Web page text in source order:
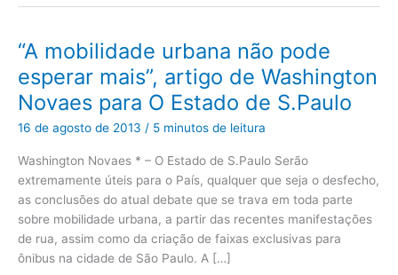
“A mobilidade urbana não pode
esperar mais”, artigo de Washington
Novaes para O Estado de S.Paulo
16 de agosto de 2013 / 5 minutos de leitura
Washington Novaes * – O Estado de S.Paulo Serão
extremamente úteis para o País, qualquer que seja o desfecho,
as conclusões do atual debate que se trava em toda parte
sobre mobilidade urbana, a partir das recentes manifestações
de rua, assim como da criação de faixas exclusivas para
ônibus na cidade de São Paulo. A […]
mobilidade
não
pode
esperar
mais”,
artigo
de
Novaes
para
O
Estado
de
S.Paulo